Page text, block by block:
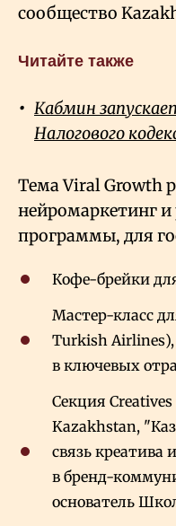
сообщество
Читайте также
Кабмин
Налогового
Тема Viral Growth
нейромаркетинг
программы, для
Кофе-брейки
Мастер-класс
Turkish
в ключевых
Секция Creatives
Kazakhstan,
связь креатива
в бренд-
основатель